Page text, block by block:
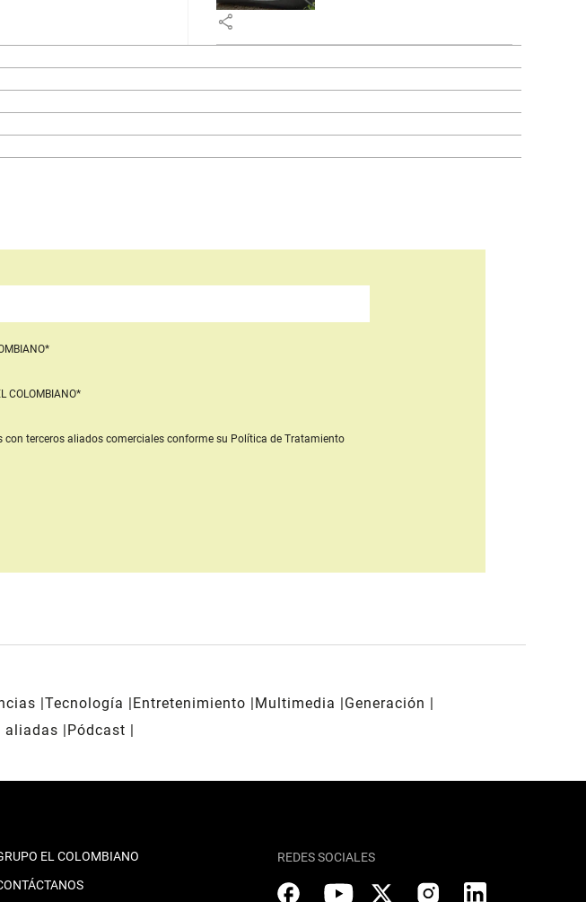
share
COLOMBIANO*
terceros aliados comercialesconforme su Política de Tratamiento
Tecnología Entretenimiento Multimedia
Generación
aliadas
Pódcast
EL COLOMBIANO
REDES SOCIALES